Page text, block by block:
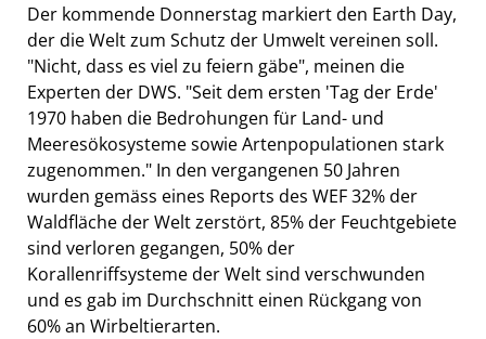
Der kommende Donnerstag markiert den Earth Day,
der die Welt zum Schutz der Umwelt vereinen soll.
"Nicht, dass es viel zu feiern gäbe", meinen die
Experten der DWS. "Seit dem ersten 'Tag der Erde'
1970 haben die Bedrohungen für Land- und
Meeresökosysteme sowie Artenpopulationen stark
zugenommen." In den vergangenen 50 Jahren
wurden gemäss eines Reports des WEF 32% der
Waldfläche der Welt zerstört, 85% der Feuchtgebiete
sind verloren gegangen, 50% der
Korallenriffsysteme der Welt sind verschwunden
und es gab im Durchschnitt einen Rückgang von
60% an Wirbeltierarten.